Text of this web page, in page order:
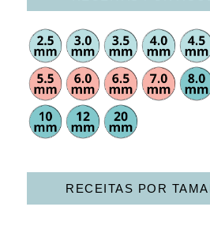
RECEITAS POR